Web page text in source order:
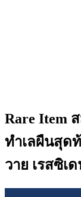
Rare Item
ทำเลผืนสุด
วาย เรสซิเ